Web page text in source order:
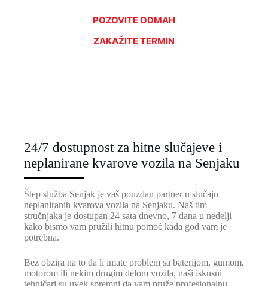
POZOVITE ODMAH
ZAKAŽITE TERMIN
24/7 dostupnost za hitne slučajeve i
neplanirane kvarove vozila na Senjaku
Šlep služba Senjak je vaš pouzdan partner u slučaju
neplaniranih kvarova vozila na Senjaku. Naš tim
stručnjaka je dostupan 24 sata dnevno, 7 dana u nedelji
kako bismo vam pružili hitnu pomoć kada god vam je
potrebna.
Bez obzira na to da li imate problem sa baterijom, gumom,
motorom ili nekim drugim delom vozila, naši iskusni
tehničari su uvek spremni da vam pruže profesionalnu